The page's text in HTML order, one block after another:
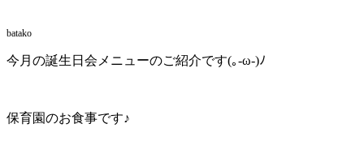
batako
今月の誕生日会メニューのご紹介です(｡-ω-)ﾉ
保育園のお食事です♪